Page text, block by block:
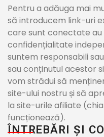
Pentru a adăuga mai
să introducem link-uri
care sunt conectate au
confidențialitate
suntem responsabili
sau conținutul acestor
vom strădui să
site-ului nostru și să
la site-urile afiliate
funcționează).
ÎNTREBĂRI ȘI